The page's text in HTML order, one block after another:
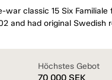
war classic 15 Six Familiale
and had original Swedish
Höchstes Gebot
70 000 SEK